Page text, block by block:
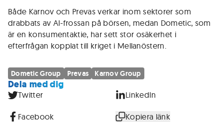
Både Karnov och Prevas verkar inom sektorer som
drabbats av AI-frossan på börsen, medan Dometic, som
är en konsumentaktie, har sett stor osäkerhet i
efterfrågan kopplat till kriget i Mellanöstern.
Dometic Group Prevas Karnov Group
Dela med dig
Twitter LinkedIn
Facebook Kopiera länk